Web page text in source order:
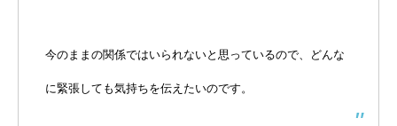
今のままの関係ではいられないと思っているので、どんな
に緊張しても気持ちを伝えたいのです。